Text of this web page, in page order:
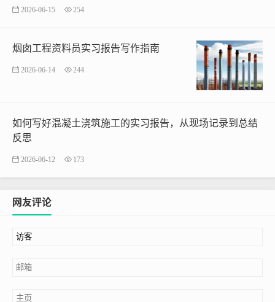
2026-06-15 254
烟囱工程资料员实习报告写作指南
2026-06-14 244
如何写好混凝土浇筑施工的实习报告，从现场记录到总结
反思
2026-06-12 173
网友评论